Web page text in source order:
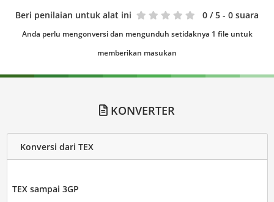
Beri penilaian untuk alat ini 0 / 5 - 0 suara
Anda perlu mengonversi dan mengunduh setidaknya 1 file untuk
memberikan masukan
KONVERTER
Konversi dari TEX
TEX sampai 3GP